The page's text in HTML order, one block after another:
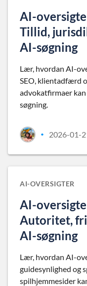
AI-
Tillid,
AI-søgning
Lær, hvordan AI-
SEO, klientadfærd
advokatfirmaer
søgning.
• 2026-01-
AI-OVERSIGTER
AI-
Autoritet,
AI-søgning
Lær, hvordan AI-
guidesynlighed og
spilhjemmesider